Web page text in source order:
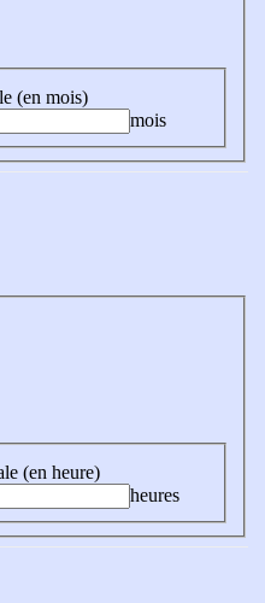
(en mois)
mois
(en heure)
heures